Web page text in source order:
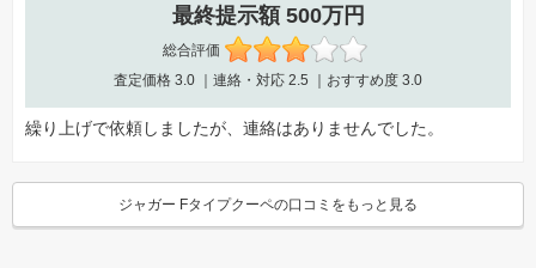
最終提示額 500万円
総合評価
査定価格 3.0 ｜連絡・対応 2.5 ｜おすすめ度 3.0
繰り上げで依頼しましたが、連絡はありませんでした。
ジャガー Fタイプクーペの口コミをもっと見る